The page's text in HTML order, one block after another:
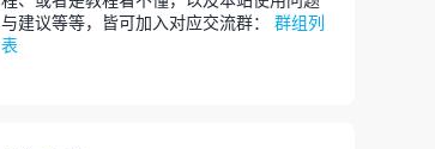
与建议等等，皆可加入对应交流群： 群组列
表